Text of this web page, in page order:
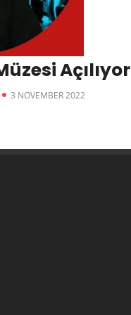
Açılıyor
3 NOVEMBER 2022